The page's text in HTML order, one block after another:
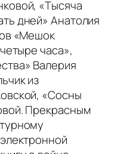
«Тысяча
дней» Анатолия
«Мешок
часа»,
Валерия
из
«Сосны
Прекрасным